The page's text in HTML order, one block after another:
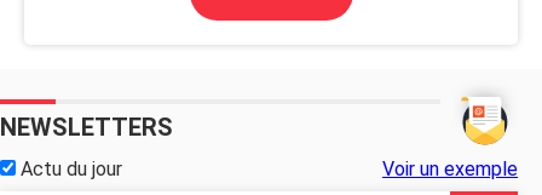
NEWSLETTERS
Actu du jour Voir un exemple